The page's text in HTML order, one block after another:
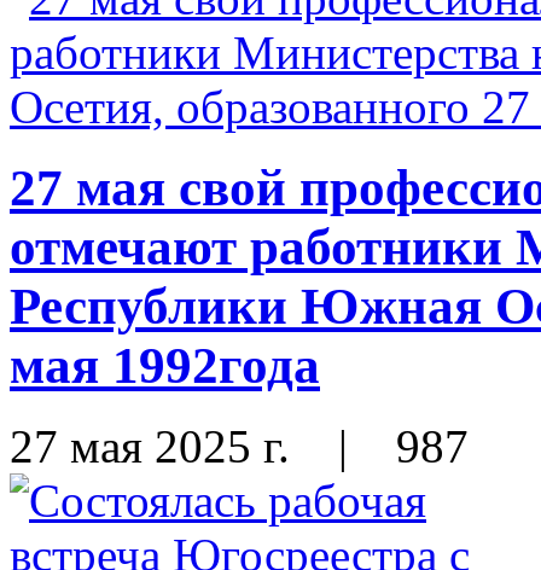
27 мая свой
отмечают работники
Республики Южная
мая 1992года
27 мая 2025 г. | 987